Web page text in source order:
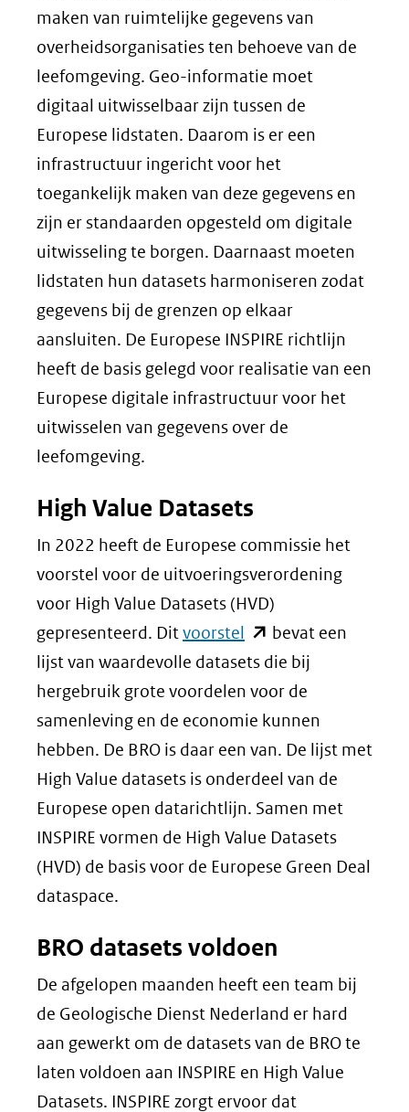
maken van ruimtelijke gegevens van
overheidsorganisaties ten behoeve van de
leefomgeving. Geo-informatie moet
digitaal uitwisselbaar zijn tussen de
Europese lidstaten. Daarom is er een
infrastructuur ingericht voor het
toegankelijk maken van deze gegevens en
zijn er standaarden opgesteld om digitale
uitwisseling te borgen. Daarnaast moeten
lidstaten hun datasets harmoniseren zodat
gegevens bij de grenzen op elkaar
aansluiten. De Europese INSPIRE richtlijn
heeft de basis gelegd voor realisatie van een
Europese digitale infrastructuur voor het
uitwisselen van gegevens over de
leefomgeving.
High Value Datasets
In 2022 heeft de Europese commissie het
voorstel voor de uitvoeringsverordening
voor High Value Datasets (HVD)
gepresenteerd. Ditvoorstel (opent
in
nieuw
venster)
(verwijst
naar
een
andere
website)
bevat een
lijst van waardevolle datasets die bij
hergebruik grote voordelen voor de
samenleving en de economie kunnen
hebben. De BRO is daar een van. De lijst met
High Value datasets is onderdeel van de
Europese open datarichtlijn. Samen met
INSPIRE vormen de High Value Datasets
(HVD) de basis voor de Europese Green Deal
dataspace.
BRO datasets voldoen
De afgelopen maanden heeft een team bij
de Geologische Dienst Nederland er hard
aan gewerkt om de datasets van de BRO te
laten voldoen aan INSPIRE en High Value
Datasets. INSPIRE zorgt ervoor dat